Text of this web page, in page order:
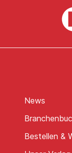
News
Bestellen &